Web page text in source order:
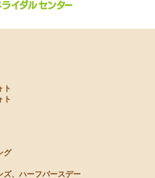
ト
ト
グ
ズ、ハーフバースデー